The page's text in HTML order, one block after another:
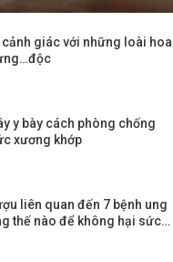
cảnh giác với những loài hoa
y bày cách phòng chống
xương khớp
liên quan đến 7 bệnh ung
thế nào để không hại sức…